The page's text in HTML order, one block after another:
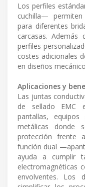
Los perfiles
cuchilla— permiten
para diferentes
carcasas.
perfiles
costes adicionales
en diseños
Aplicaciones y
Las juntas
de sellado EMC
pantallas, equipos
metálicas donde
protección frente
función dual
ayuda a cumplir
electromagnéticas
envolventes. Los